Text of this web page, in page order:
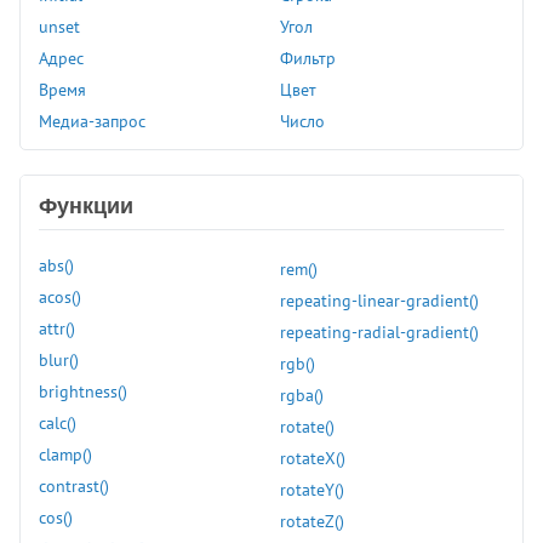
margin-right
margin-top
marks
max-block-size
max-height
max-inline-size
max-width
min-block-size
min-height
min-inline-size
min-width
mix-blend-mode
object-fit
object-position
unset
Адрес
Время
Медиа-запрос
Угол
Фильтр
Цвет
Число
Функции
abs()
acos()
attr()
blur()
brightness()
calc()
clamp()
contrast()
cos()
rem()
repeating-linear-gradient()
repeating-radial-gradient()
rgb()
rgba()
rotate()
rotateX()
rotateY()
rotateZ()